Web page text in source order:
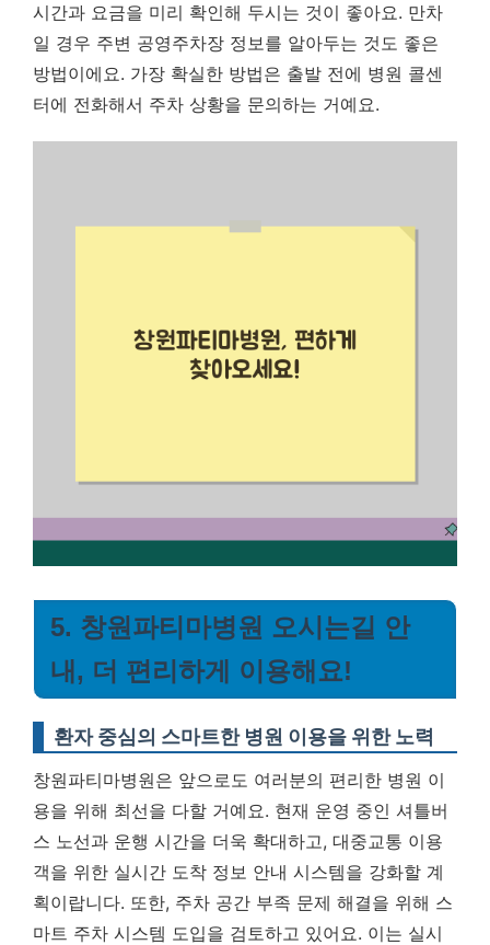
시간과 요금을 미리 확인해 두시는 것이 좋아요. 만차
일 경우 주변 공영주차장 정보를 알아두는 것도 좋은
방법이에요. 가장 확실한 방법은 출발 전에 병원 콜센
터에 전화해서 주차 상황을 문의하는 거예요.
5. 창원파티마병원 오시는길 안
내, 더 편리하게 이용해요!
환자 중심의 스마트한 병원 이용을 위한 노력
창원파티마병원은 앞으로도 여러분의 편리한 병원 이
용을 위해 최선을 다할 거예요. 현재 운영 중인 셔틀버
스 노선과 운행 시간을 더욱 확대하고, 대중교통 이용
객을 위한 실시간 도착 정보 안내 시스템을 강화할 계
획이랍니다. 또한, 주차 공간 부족 문제 해결을 위해 스
마트 주차 시스템 도입을 검토하고 있어요. 이는 실시